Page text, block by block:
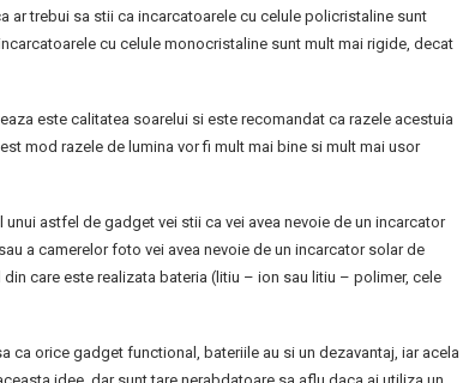
ar trebui sa stii ca incarcatoarele cu celule policristaline sunt
cu celule monocristaline sunt mult mai rigide, decat
este calitatea soarelui si este recomandat ca razele acestuia
mod razele de lumina vor fi mult mai bine si mult mai usor
astfel de gadget vei stii ca vei avea nevoie de un incarcator
a camerelor foto vei avea nevoie de un incarcator solar de
care este realizata bateria (litiu – ion sau litiu – polimer, cele
ca orice gadget functional, bateriile au si un dezavantaj, iar acela